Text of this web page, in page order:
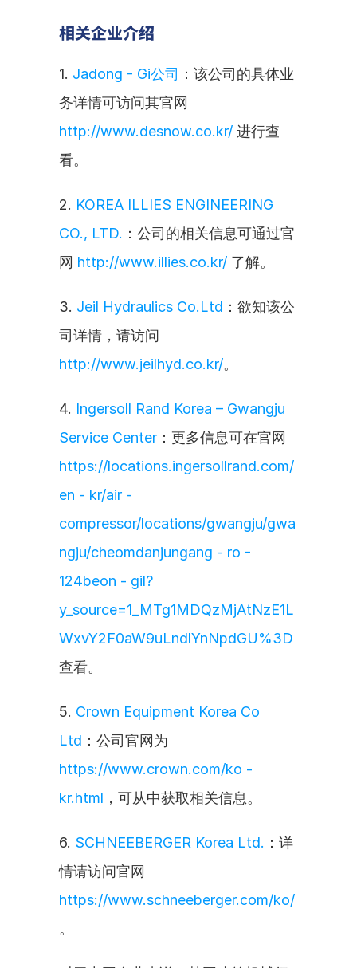
相关企业介绍
1. Jadong - Gi公司 ：该公司的具体业
http://www.desnow.co.kr/ 进行查
看。
2. KOREA ILLIES ENGINEERING
CO., LTD. ：公司的相关信息可通过官
网 http://www.illies.co.kr/ 了解。
3. Jeil Hydraulics Co.Ltd ：欲知该公
http://www.jeilhyd.co.kr/。
4. Ingersoll Rand Korea – Gwangju
Service Center
https://locations.ingersollrand.com/
en - kr/air -
compressor/locations/gwangju/gwa
ngju/cheomdanjungang - ro -
124beon - gil?
y_source=1_MTg1MDQzMjAtNzE1L
WxvY2F0aW9uLndlYnNpdGU%3D
查看。
5. Crown Equipment Korea Co
Ltd
https://www.crown.com/ko -
kr.html ，可从中获取相关信息。
6. SCHNEEBERGER Korea Ltd. ：详
https://www.schneeberger.com/ko/
。